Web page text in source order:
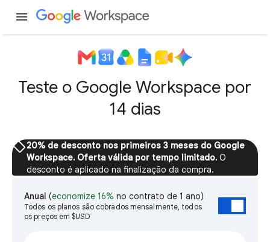
menu
Teste o Google Workspace por
14 dias
sell20% de desconto nos primeiros 3 meses do Google
Workspace. Oferta válida por tempo limitado. O
desconto é aplicado na finalização da compra.
Anual (economize 16% no contrato de 1 ano)
Todos os planos são cobrados mensalmente, todos
os preços em $USD